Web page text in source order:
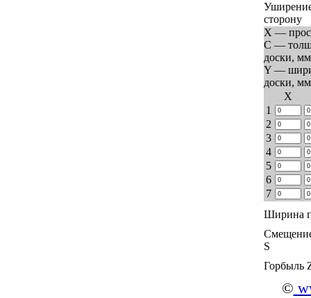
сторону
X —
C —
доски, мм
Y —
доски, мм
Х
1
2
3
4
5
6
7
Ширина
S
Горбыль
©